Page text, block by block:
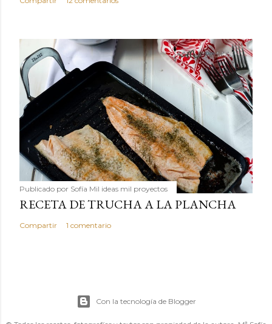
Publicado por Sofía Mil ideas mil proyectos
RECETA DE TRUCHA A LA PLANCHA
Compartir 1 comentario
Con la tecnología de Blogger